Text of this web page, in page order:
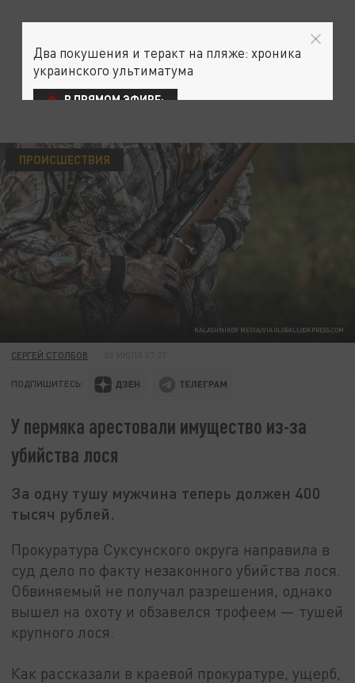
KALASHNIKOV MEDIA/VIA GLOBALLOOKPRESS.COM
ПРОИСШЕСТВИЯ
СЕРГЕЙ СТОЛБОВ
ПОДПИШИТЕСЬ:
У пермяка арестовали имущество из-за
убийства лося
За одну тушу мужчина теперь должен 400
тысяч рублей.
Прокуратура Суксунского округа направила в
суд дело по факту незаконного убийства лося.
Обвиняемый не получал разрешения, однако
вышел на охоту и обзавелся трофеем — тушей
крупного лося.
Как рассказали в краевой прокуратуре, ущерб,
Два покушения и теракт на пляже: хроника
украинского ультиматума
В ПРЯМОМ ЭФИРЕ: